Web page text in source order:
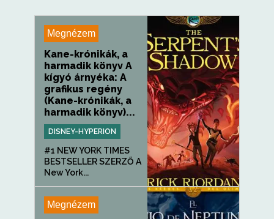
Megnézem
Kane-krónikák, a
harmadik könyv A
kígyó árnyéka: A
grafikus regény
(Kane-krónikák, a
harmadik könyv)...
DISNEY-HYPERION
#1 NEW YORK TIMES
BESTSELLER SZERZŐ A
New York...
Megnézem